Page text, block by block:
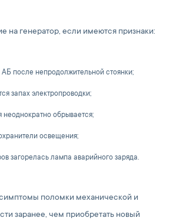
на генератор, если имеются признаки:
АБ после непродолжительной стоянки;
запах электропроводки;
неоднократно обрывается;
освещения;
загорелась лампа аварийного заряда.
поломки механической и
заранее, чем приобретать новый